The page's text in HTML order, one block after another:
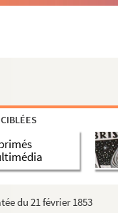
du 21 février 1853
30 septembre 1852 et
1852 et écrite de
à Hippolyte et
1852 et écrite de
ou 18 octobre 1852 et
9 octobre 1852 et écrite
octobre 1852 et écrite